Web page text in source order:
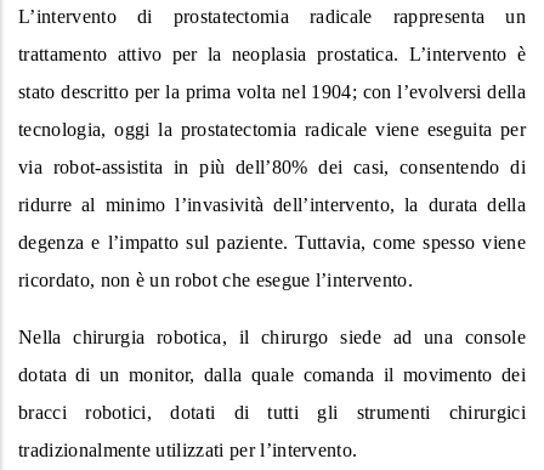
L’intervento di prostatectomia radicale rappresenta un
trattamento attivo per la neoplasia prostatica. L’intervento è
stato descritto per la prima volta nel 1904; con l’evolversi della
tecnologia, oggi la prostatectomia radicale viene eseguita per
via robot-assistita in più dell’80% dei casi, consentendo di
ridurre al minimo l’invasività dell’intervento, la durata della
degenza e l’impatto sul paziente. Tuttavia, come spesso viene
ricordato, non è un robot che esegue l’intervento.
Nella chirurgia robotica, il chirurgo siede ad una console
dotata di un monitor, dalla quale comanda il movimento dei
bracci robotici, dotati di tutti gli strumenti chirurgici
tradizionalmente utilizzati per l’intervento.